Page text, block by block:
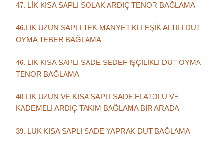
47. LİK KISA SAPLI SOLAK ARDIÇ TENOR BAĞLAMA
46.LIK UZUN SAPLI TEK MANYETİKLİ EŞİK ALTILI DUT
OYMA TEBER BAĞLAMA
46. LIK KISA SAPLI SADE SEDEF İŞÇİLİKLİ DUT OYMA
TENOR BAĞLAMA
40 LIK UZUN VE KISA SAPLI SADE FLATOLU VE
KADEMELİ ARDIÇ TAKIM BAĞLAMA BİR ARADA
39. LUK KISA SAPLI SADE YAPRAK DUT BAĞLAMA